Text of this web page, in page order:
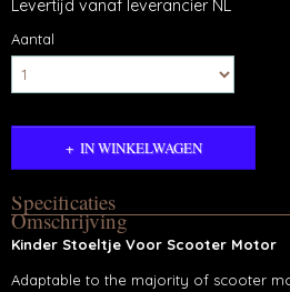
Levertijd vanaf leverancier NL
Aantal
IN WINKELWAGEN
Specificaties
Productcode
GS650
Omschrijving
Kinder Stoeltje Voor Scooter Motor
Adaptable to the majority of scooter